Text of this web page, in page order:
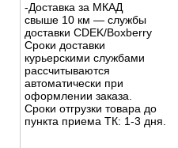
-Доставка за МКАД
свыше 10 км — службы
доставки CDEK/Boxberry
Сроки доставки
курьерскими службами
рассчитываются
автоматически при
оформлении заказа.
Сроки отгрузки товара до
пункта приема ТК: 1-3 дня.